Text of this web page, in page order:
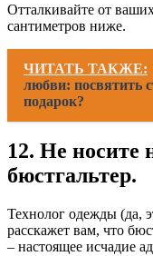
Отталкивайте от
сантиметров ниже.
ЧИТАТЬ ТАКЖЕ:
любви: посвятить
подарок?
12. Не носите
бюстгальтер.
Технолог одежды (да,
расскажет вам, что
– настоящее исчадие